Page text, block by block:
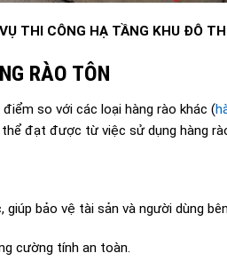
THI CÔNG HẠ TẦNG KHU ĐÔ THỊ
RÀO TÔN
so với các loại hàng rào khác (
đạt được từ việc sử dụng hàng
bảo vệ tài sản và người dùng
cường tính an toàn.